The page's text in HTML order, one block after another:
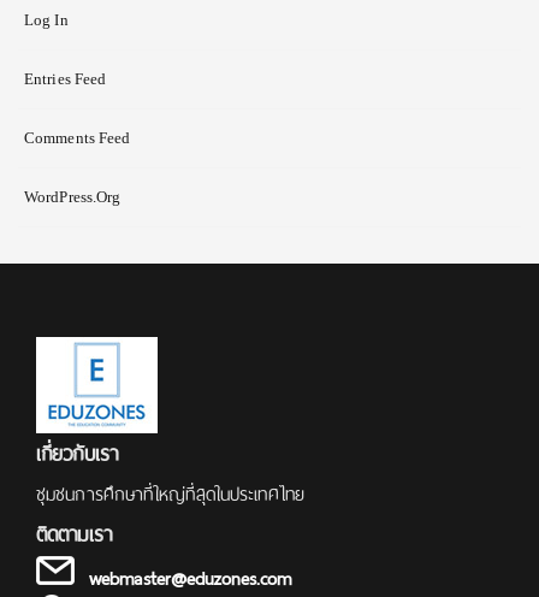
Log In
Entries Feed
Comments Feed
WordPress.org
เกี่ยวกับเรา
ชุมชนการศึกษาที่ใหญ่ที่สุดในประเทศไทย
ติดตามเรา
webmaster@eduzones.com